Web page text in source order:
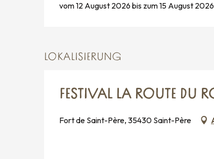
vom 12 August 2026 bis zum 15 August 2026
LOKALISIERUNG
FESTIVAL LA ROUTE DU
Fort de Saint-Père, 35430 Saint-Père